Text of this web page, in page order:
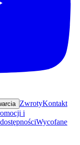
ZwrotyKontakt
i
Wycofane